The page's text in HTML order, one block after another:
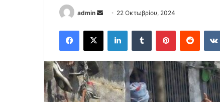
admin
Send
email
22 Οκτωβρίου, 2024
Facebook
X LinkedInTumblr PinterestReddit